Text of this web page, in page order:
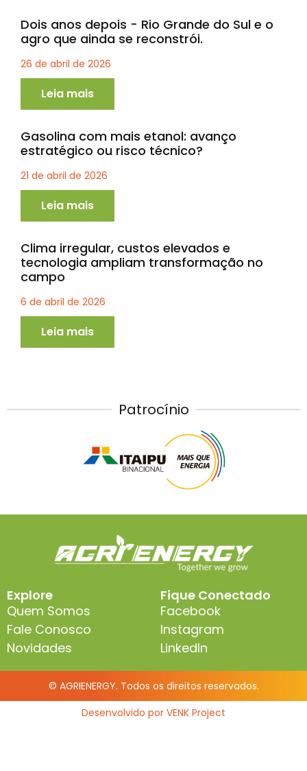
Dois anos depois - Rio Grande do Sul e o
agro que ainda se reconstrói.
26 de abril de 2026
Leia mais
Gasolina com mais etanol: avanço
estratégico ou risco técnico?
21 de abril de 2026
Leia mais
Clima irregular, custos elevados e
tecnologia ampliam transformação no
campo
6 de abril de 2026
Leia mais
Patrocínio
Explore
Quem Somos
Fale Conosco
Novidades
Fique Conectado
Facebook
Instagram
LinkedIn
© AGRIENERGY. Todos os direitos reservados.
Desenvolvido por VENK Project